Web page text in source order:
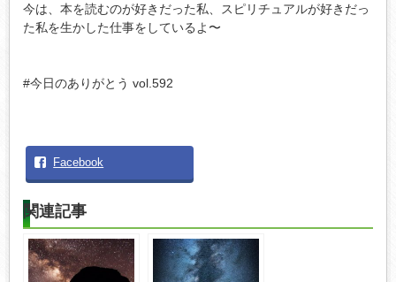
今は、本を読むのが好きだった私、スピリチュアルが好きだっ
た私を生かした仕事をしているよ〜
#今日のありがとう vol.592
Facebook
関連記事